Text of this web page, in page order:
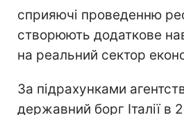
сприяючі проведенню
створюють додаткове
на реальний сектор
За підрахунками
державний борг Італії в